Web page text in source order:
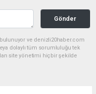
Gönder
ve denizli20haber.com
dolaylı tüm sorumluluğu tek
site yönetimi hiçbir şekilde